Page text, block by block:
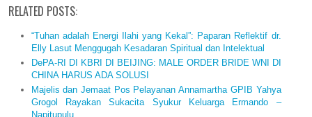
RELATED POSTS:
“Tuhan adalah Energi Ilahi yang Kekal”: Paparan Reflektif dr.
Elly Lasut Menggugah Kesadaran Spiritual dan Intelektual
DePA-RI DI KBRI DI BEIJING: MALE ORDER BRIDE WNI DI
CHINA HARUS ADA SOLUSI
Majelis dan Jemaat Pos Pelayanan Annamartha GPIB Yahya
Grogol Rayakan Sukacita Syukur Keluarga Ermando –
Napitupulu